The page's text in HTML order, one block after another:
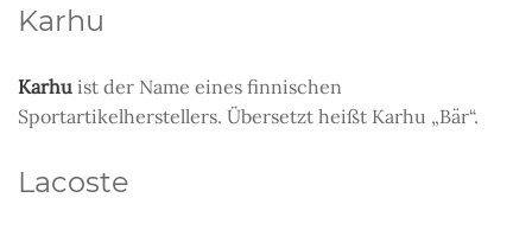
Karhu
Karhu ist der Name eines finnischen
Sportartikelherstellers. Übersetzt heißt Karhu „Bär“.
Lacoste